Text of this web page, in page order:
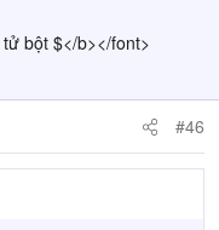
bột $</b></font>
#46